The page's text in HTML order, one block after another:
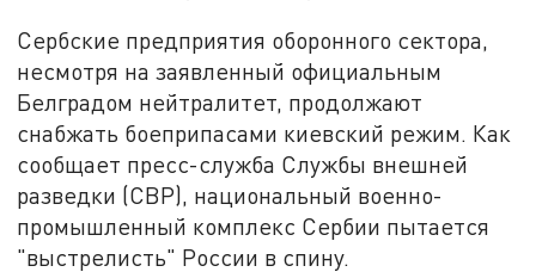
Сербские предприятия оборонного сектора,
несмотря на заявленный официальным
Белградом нейтралитет, продолжают
снабжать боеприпасами киевский режим. Как
сообщает пресс-служба Службы внешней
разведки (СВР), национальный военно-
промышленный комплекс Сербии пытается
"выстрелисть" России в спину.